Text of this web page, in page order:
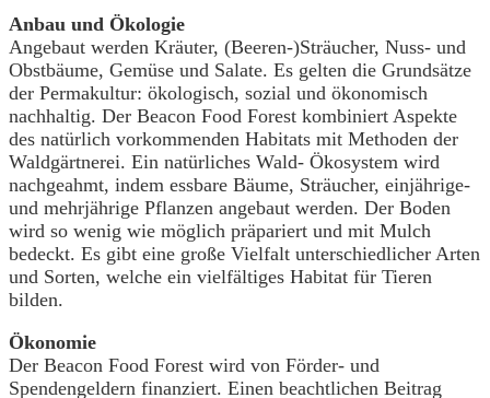
Anbau und Ökologie
Angebaut werden Kräuter, (Beeren-)Sträucher, Nuss- und
Obstbäume, Gemüse und Salate. Es gelten die Grundsätze
der Permakultur: ökologisch, sozial und ökonomisch
nachhaltig. Der Beacon Food Forest kombiniert Aspekte
des natürlich vorkommenden Habitats mit Methoden der
Waldgärtnerei. Ein natürliches Wald- Ökosystem wird
nachgeahmt, indem essbare Bäume, Sträucher, einjährige-
und mehrjährige Pflanzen angebaut werden. Der Boden
wird so wenig wie möglich präpariert und mit Mulch
bedeckt. Es gibt eine große Vielfalt unterschiedlicher Arten
und Sorten, welche ein vielfältiges Habitat für Tieren
bilden.
Ökonomie
Der Beacon Food Forest wird von Förder- und
Spendengeldern finanziert. Einen beachtlichen Beitrag